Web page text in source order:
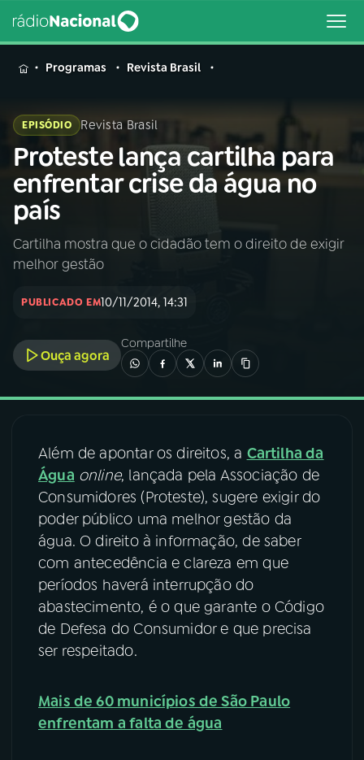
MENU
Buscar
na
Rádio
Nacional
Buscar
AO VIVO
INÍCIO
A RÁDIO
03PROGRAMAÇÃO
04PROGRAMAS
PODCASTS
06VIDEOCASTS
ACOMPANHE A RÁDIO NACIONAL
Programas Revista Brasil
EPISÓDIO Revista Brasil
Proteste lança cartilha para
enfrentar crise da água no
país
Cartilha mostra que o cidadão tem o direito de exigir
melhor gestão
PUBLICADO EM10/11/2014, 14:31
Ouça agora
Compartilhe
Além de apontar os direitos, a Cartilha da
Água online, lançada pela Associação de
Consumidores (Proteste), sugere exigir do
poder público uma melhor gestão da
água. O direito à informação, de saber
com antecedência e clareza em que
períodos haverá interrupção do
abastecimento, é o que garante o Código
de Defesa do Consumidor e que precisa
ser respeitado.
Mais de 60 municípios de São Paulo
enfrentam a falta de água